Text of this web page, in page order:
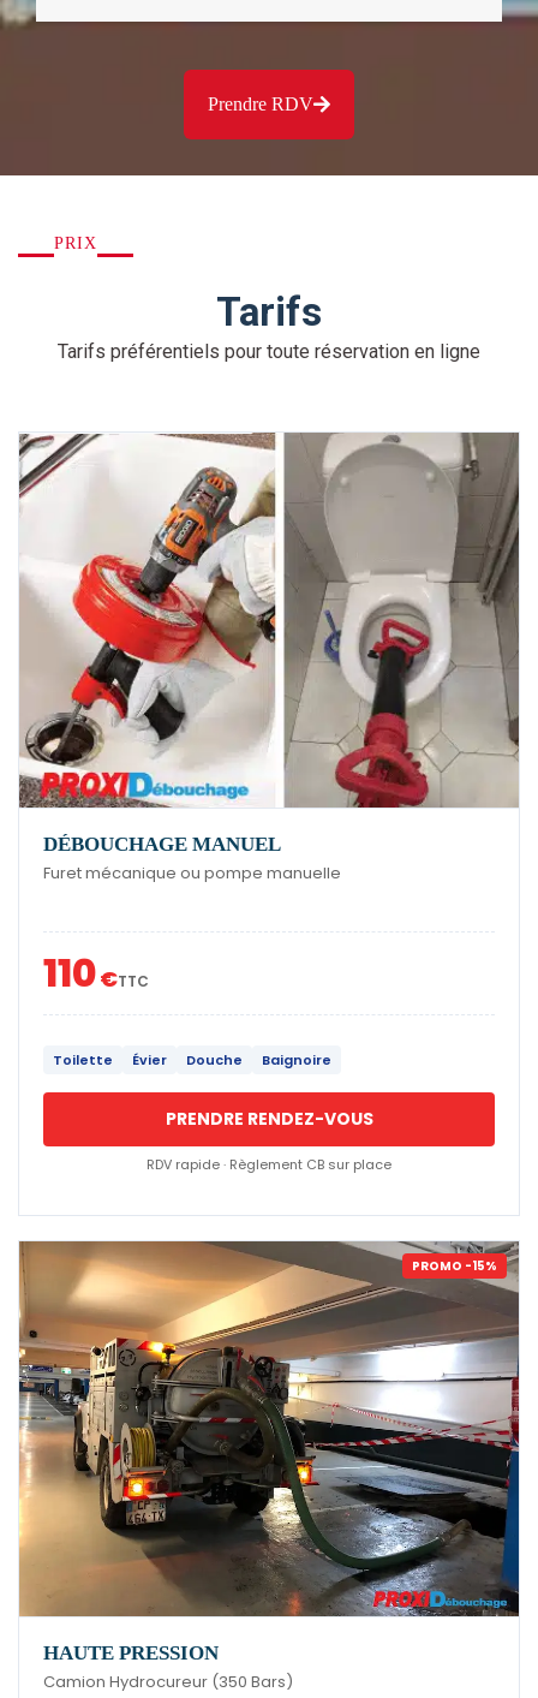
Prendre RDV
PRIX
Tarifs
Tarifs préférentiels pour toute réservation en ligne
DÉBOUCHAGE MANUEL
Furet mécanique ou pompe manuelle
110€TTC
Toilette Évier Douche Baignoire
PRENDRE RENDEZ-VOUS
RDV rapide · Règlement CB sur place
PROMO -15%
HAUTE PRESSION
Camion Hydrocureur (350 Bars)